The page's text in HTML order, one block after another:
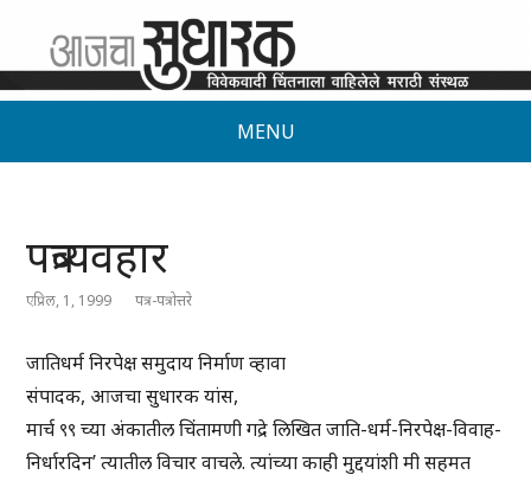
MENU
पत्रव्यवहार
एप्रिल, 1, 1999 पत्र-पत्रोत्तरे
जातिधर्म निरपेक्ष समुदाय निर्माण व्हावा
संपादक, आजचा सुधारक यांस,
मार्च ९९ च्या अंकातील चिंतामणी गद्रे लिखित जाति-धर्म-निरपेक्ष-विवाह-
निर्धारदिन’ त्यातील विचार वाचले. त्यांच्या काही मुद्दयांशी मी सहमत